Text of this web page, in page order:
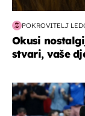
POKROVITELJ
Okusi
stvari, vaše
svjetsko